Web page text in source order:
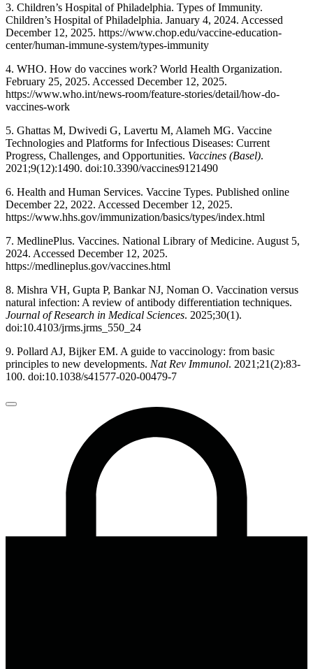
3. Children’s Hospital of Philadelphia. Types of Immunity.
Children’s Hospital of Philadelphia. January 4, 2024. Accessed
December 12, 2025. https://www.chop.edu/vaccine-education-
center/human-immune-system/types-immunity
4. WHO. How do vaccines work? World Health Organization.
February 25, 2025. Accessed December 12, 2025.
https://www.who.int/news-room/feature-stories/detail/how-do-
vaccines-work
5. Ghattas M, Dwivedi G, Lavertu M, Alameh MG. Vaccine
Technologies and Platforms for Infectious Diseases: Current
Progress, Challenges, and Opportunities. Vaccines (Basel).
2021;9(12):1490. doi:10.3390/vaccines9121490
6. Health and Human Services. Vaccine Types. Published online
December 22, 2022. Accessed December 12, 2025.
https://www.hhs.gov/immunization/basics/types/index.html
7. MedlinePlus. Vaccines. National Library of Medicine. August 5,
2024. Accessed December 12, 2025.
https://medlineplus.gov/vaccines.html
8. Mishra VH, Gupta P, Bankar NJ, Noman O. Vaccination versus
natural infection: A review of antibody differentiation techniques.
Journal of Research in Medical Sciences. 2025;30(1).
doi:10.4103/jrms.jrms_550_24
9. Pollard AJ, Bijker EM. A guide to vaccinology: from basic
principles to new developments. Nat Rev Immunol. 2021;21(2):83-
100. doi:10.1038/s41577-020-00479-7
Đóng